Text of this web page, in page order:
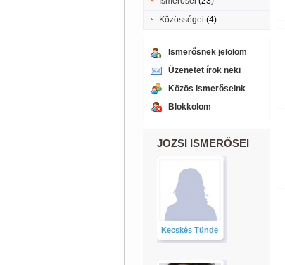
Közösségei (4)
Ismerősnek jelölöm
Üzenetet írok neki
Közös ismerőseink
Blokkolom
JOZSI ISMERŐSEI
Kecskés Tünde